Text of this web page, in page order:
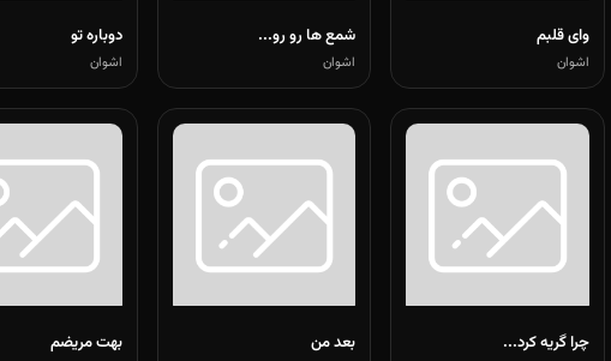
وای قلبم
اشوان
شمع ها رو رو...
اشوان
دوباره تو
اشوان
چرا گریه کرد... بعد من بهت مریضم